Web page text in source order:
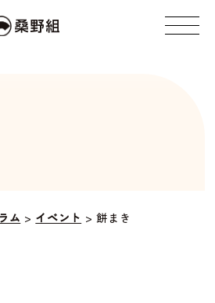
ム > イベント >餅まき